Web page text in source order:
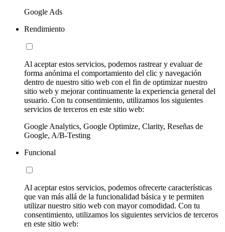
Google Ads
Rendimiento
Al aceptar estos servicios, podemos rastrear y evaluar de
forma anónima el comportamiento del clic y navegación
dentro de nuestro sitio web con el fin de optimizar nuestro
sitio web y mejorar continuamente la experiencia general del
usuario. Con tu consentimiento, utilizamos los siguientes
servicios de terceros en este sitio web:
Google Analytics, Google Optimize, Clarity, Reseñas de
Google, A/B-Testing
Funcional
Al aceptar estos servicios, podemos ofrecerte características
que van más allá de la funcionalidad básica y te permiten
utilizar nuestro sitio web con mayor comodidad. Con tu
consentimiento, utilizamos los siguientes servicios de terceros
en este sitio web: